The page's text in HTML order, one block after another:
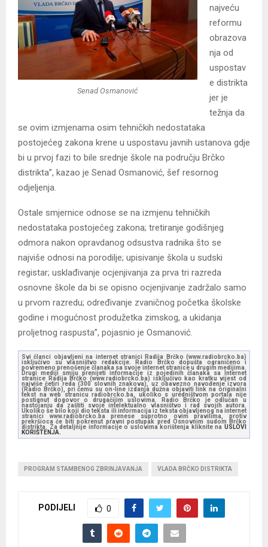
Senad Osmanović
najveću
reformu
obrazova
nja od
uspostav
e distrikta
jer je
težnja da
se ovim izmjenama osim tehničkih nedostataka
postojećeg zakona krene u uspostavu javnih ustanova gdje
bi u prvoj fazi to bile srednje škole na području Brčko
distrikta”, kazao je Senad Osmanović, šef resornog
odjeljenja.
Ostale smjernice odnose se na izmjenu tehničkih
nedostataka postojećeg zakona; tretiranje godišnjeg
odmora nakon opravdanog odsustva radnika što se
najviše odnosi na porodilje; upisivanje škola u sudski
registar; usklađivanje ocjenjivanja za prva tri razreda
osnovne škole da bi se opisno ocjenjivanje zadržalo samo
u prvom razredu; određivanje zvaničnog početka školske
godine i mogućnost produžetka zimskog, a ukidanja
proljetnog raspusta”, pojasnio je Osmanović.
Svi članci objavljeni na internet stranici Radija Brčko (www.radiobrcko.ba)
isključivo su vlasništvo redakcije. Radio Brčko dopušta ograničeno i
povremeno prenošenje članaka sa svoje internet stranice u drugim medijima.
Drugi mediji smiju prenijeti informacije iz pojedinih članaka sa Internet
stranice Radija Brčko (www.radiobrcko.ba) isključivo kao kratku vijest od
najviše četiri reda (300 slovnih znakova), uz obavezno navođenje izvora
(Radio Brčko), pri čemu su on-line izdanja dužna objaviti link na originalni
tekst na web stranicu radiobrcko.ba, ukoliko s uredništvom portala nije
postignut dogovor o drugačijim uslovima. Radio Brčko je odlučan u
nastojanju da zaštiti svoje intelektualno vlasništvo i rad svojih autora.
Ukoliko se bilo koji dio teksta ili informacija iz teksta objavljenog na internet
stranici www.radiobrcko.ba prenese suprotno ovim pravilima, protiv
prekršioca će biti pokrenut pravni postupak pred Osnovnim sudom Brčko
distrikta. Za detaljnije informacije o uslovima korištenja kliknite na USLOVI
KORIŠTENJA.
PROGRAM STAMBENOG ZBRINJAVANJA VLADA BRČKO DISTRIKTA
PODIJELI 0